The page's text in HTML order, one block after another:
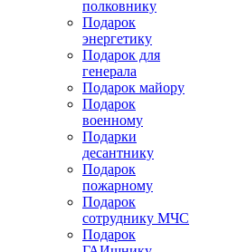
полковнику
Подарок
энергетику
Подарок для
генерала
Подарок майору
Подарок
военному
Подарки
десантнику
Подарок
пожарному
Подарок
сотруднику МЧС
Подарок